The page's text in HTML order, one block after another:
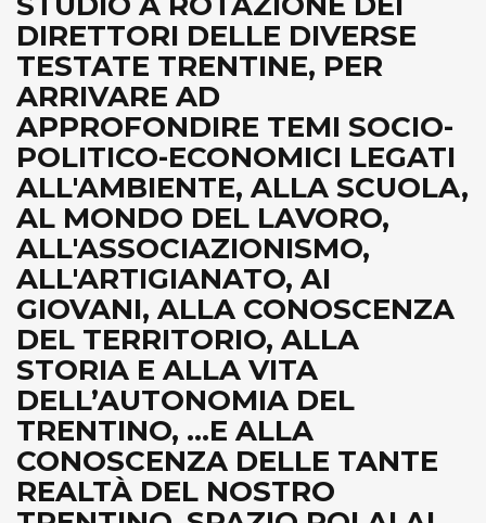
DIRETTORI DELLE DIVERSE
TESTATE TRENTINE, PER
ARRIVARE AD
APPROFONDIRE TEMI SOCIO-
POLITICO-ECONOMICI LEGATI
ALL'AMBIENTE, ALLA SCUOLA,
AL MONDO DEL LAVORO,
ALL'ASSOCIAZIONISMO,
ALL'ARTIGIANATO, AI
GIOVANI, ALLA CONOSCENZA
DEL TERRITORIO, ALLA
STORIA E ALLA VITA
DELL’AUTONOMIA DEL
TRENTINO, ...E ALLA
CONOSCENZA DELLE TANTE
REALTÀ DEL NOSTRO